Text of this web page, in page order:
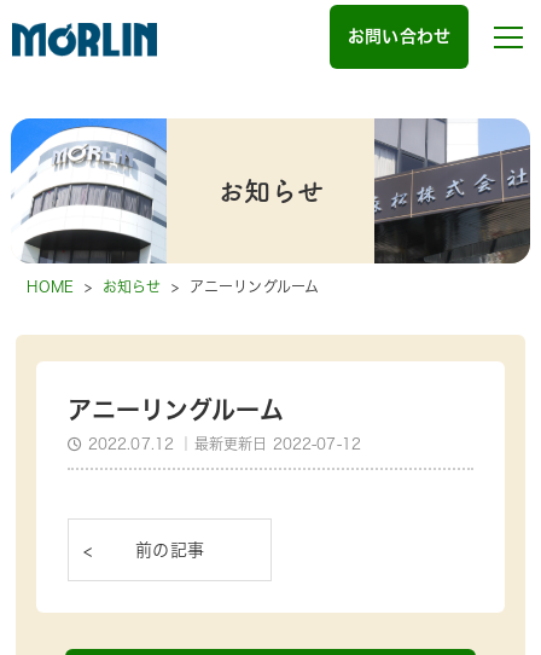
お問い合わせ
お知らせ
HOME > お知らせ > アニーリングルーム
アニーリングルーム
2022.07.12 ｜最新更新日 2022-07-12